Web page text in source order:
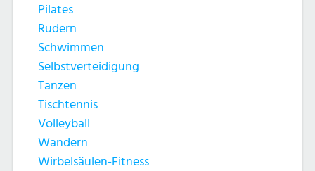
Pilates
Rudern
Schwimmen
Selbstverteidigung
Tanzen
Tischtennis
Volleyball
Wandern
Wirbelsäulen-Fitness